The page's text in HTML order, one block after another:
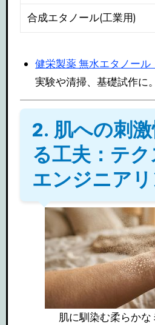
合成エタノール(工業用)
健栄製薬 無水エタノール
実験や清掃、基礎試作に。
2. 肌への刺
る工夫：テ
エンジニア
肌に馴染む柔らかな